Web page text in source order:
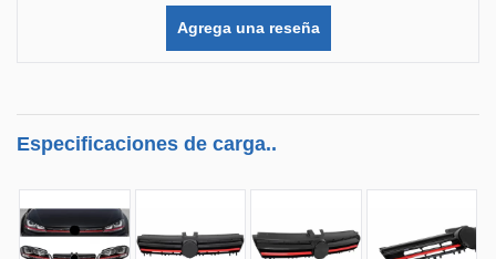
Agrega una reseña
Especificaciones de carga..